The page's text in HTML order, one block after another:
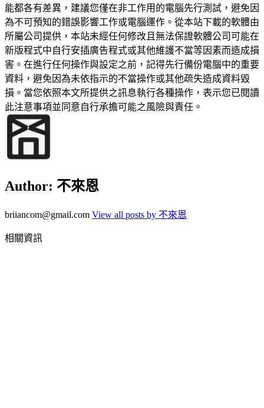
能都各有差異，建議您僅在非工作用的電腦先行測試，避免因
為不可預知的錯誤影響工作或電腦運作。從本站下載的軟體由
所屬公司提供，本站未經任何修改且無法保證軟體公司可能在
新版程式中自行安插廣告程式或其他維護不當等因素而造成損
害。在進行任何操作與設定之前，記得先行備份電腦中的重要
資料，避免因為未依指示的不當操作或其他疏失造成資料毀
損。當您依照本文所提供之訊息執行各種操作，表示您已閱讀
此注意事項並同意自行承擔可能之風險與責任。
Author: 不來恩
briiancom@gmail.com View all posts by 不來恩
相關資訊